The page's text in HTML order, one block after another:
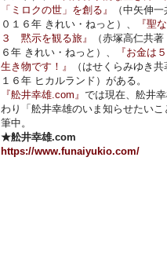
「ミロクの世」を創る』
（中矢伸
０１６年 きれい・ねっと）、
『聖
３ 黙示を観る旅』
（赤塚高仁共著
６年 きれい・ねっと）、
『お金は
生き物です！』
（はせくらみゆき共
１６年 ヒカルランド）がある。
『舩井幸雄.com』 では現在、舩井
わり「舩井幸雄のいま知らせたいこ
筆中。
★舩井幸雄.com
https://www.funaiyukio.com/